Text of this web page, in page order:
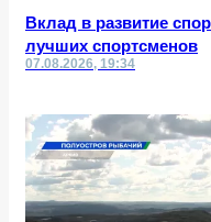
Вклад в развитие
лучших спортсменов
07.08.2026, 19:34